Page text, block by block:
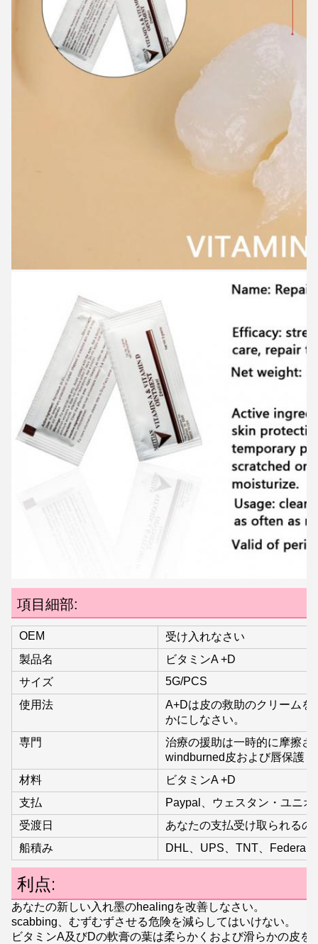
項目細部:
OEM
受け入れなさい
製品名
ビタミンA +D
サイズ
5G/PCS
使用法
A+Dは皮の救助のクリーム
かにしなさい。
専門
治療の援助は一時的に摩擦
windburned皮および唇保護し
材料
ビタミンA +D
支払
Paypal、ウェスタン・ユニオ
受渡日
あなたの支払受け取られるの
船積み
DHL、UPS、TNT、Federal
利点:
あなたの新しい入れ墨のhealingを改善しなさい。
scabbing、むずむずさせる危険を減らしてはいけない。
ビタミンA及びDの軟膏の葉は柔らかくおよび滑らかの皮を